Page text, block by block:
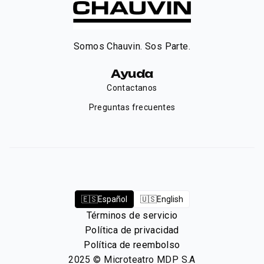
Somos Chauvin. Sos Parte.
Ayuda
Contactanos
Preguntas frecuentes
🇪🇸Español 🇺🇸English
Términos de servicio
Política de privacidad
Política de reembolso
2025 © Microteatro MDP S.A